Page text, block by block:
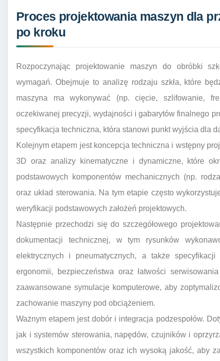
Proces projektowania maszyn dla
po kroku
Rozpoczynając projektowanie maszyn do obróbki
wymagań. Obejmuje to analizę rodzaju szkła, które
maszyna ma wykonywać (np. cięcie, szlifowanie,
oczekiwanej precyzji, wydajności i gabarytów finalnego
specyfikacja techniczna, która stanowi punkt wyjścia dla
Kolejnym etapem jest koncepcja techniczna i wstępny
3D oraz analizy kinematyczne i dynamiczne, które
podstawowych komponentów mechanicznych (np.
oraz układ sterowania. Na tym etapie często
weryfikacji podstawowych założeń projektowych.
Następnie przechodzi się do szczegółowego
dokumentacji technicznej, w tym rysunków
elektrycznych i pneumatycznych, a także specyfikacji
ergonomii, bezpieczeństwa oraz łatwości
zaawansowane symulacje komputerowe, aby
zachowanie maszyny pod obciążeniem.
Ważnym etapem jest dobór i integracja podzespołów.
jak i systemów sterowania, napędów, czujników i
wszystkich komponentów oraz ich wysoką jakość, aby